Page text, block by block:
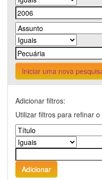
Iniciar uma nova
Adicionar filtros:
Utilizar filtros para refinar